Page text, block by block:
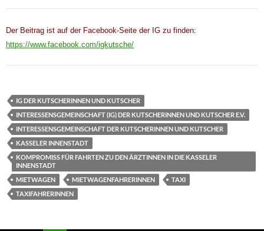
Der Beitrag ist auf der Facebook-Seite der IG zu finden:
https://www.facebook.com/igkutsche/
IG DER KUTSCHERINNEN UND KUTSCHER
INTERESSENSGEMEINSCHAFT (IG) DER KUTSCHERINNEN UND KUTSCHER E.V.
INTERESSENSGEMEINSCHAFT DER KUTSCHERINNEN UND KUTSCHER
KASSELER INNENSTADT
KOMPROMISS FÜR FAHRTEN ZU DEN ÄRZTINNEN IN DIE KASSELER
INNENSTADT
MIETWAGEN
MIETWAGENFAHRERINNEN
TAXI
TAXIFAHRERINNEN